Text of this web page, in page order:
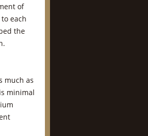
of
each
the
much as
minimal